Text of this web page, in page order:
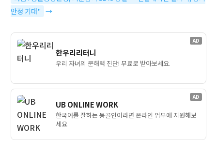
안정 기대" →
AD
한우리리터니
우리 자녀의 문해력 진단! 무료로 받아보세요.
AD
UB ONLINE WORK
한국어를 잘하는 몽골인이라면 온라인 업무에 지원해보
세요